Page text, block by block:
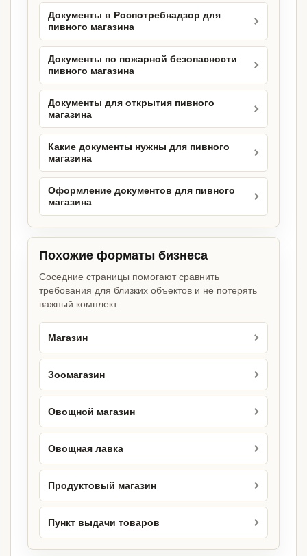
Документы в Роспотребнадзор для
пивного магазина
Документы по пожарной безопасности
пивного магазина
Документы для открытия пивного
магазина
Какие документы нужны для пивного
магазина
Оформление документов для пивного
магазина
Похожие форматы бизнеса
Соседние страницы помогают сравнить
требования для близких объектов и не потерять
важный комплект.
Магазин
Зоомагазин
Овощной магазин
Овощная лавка
Продуктовый магазин
Пункт выдачи товаров